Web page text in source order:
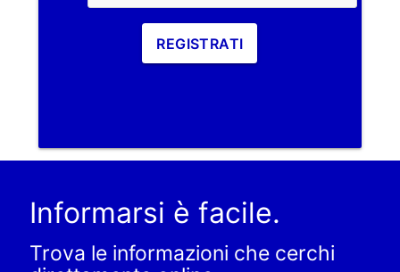
REGISTRATI
Informarsi è facile.
Trova le informazioni che cerchi